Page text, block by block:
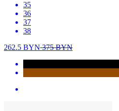
35
36
37
38
262.5 BYN375BYN